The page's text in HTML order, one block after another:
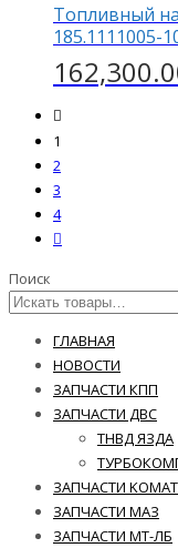
Топливный
185.1111005-
1
2
3
4
Поиск
ГЛАВНАЯ
НОВОСТИ
ЗАПЧАСТИ КПП
ЗАПЧАСТИ ДВС
ТНВД ЯЗДА
ЗАПЧАСТИ
ЗАПЧАСТИ МАЗ
ЗАПЧАСТИ МТ-ЛБ